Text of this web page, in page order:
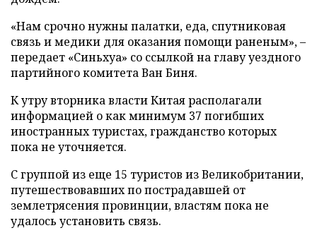
«Нам срочно нужны палатки, еда, спутниковая
связь и медики для оказания помощи раненым», –
передает «Синьхуа» со ссылкой на главу уездного
партийного комитета Ван Биня.
К утру вторника власти Китая располагали
информацией о как минимум 37 погибших
иностранных туристах, гражданство которых
пока не уточняется.
С группой из еще 15 туристов из Великобритании,
путешествовавших по пострадавшей от
землетрясения провинции, властям пока не
удалось установить связь.